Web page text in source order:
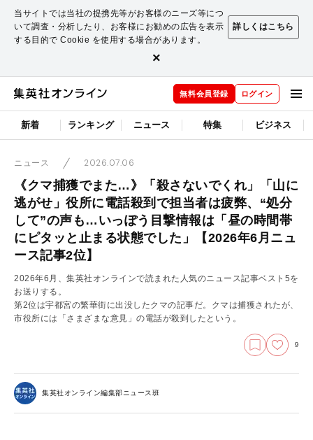
当サイトでは当社の提携先等がお客様のニーズ等につ
いて調査・分析したり、お客様にお勧めの広告を表示
する目的で Cookie を使用する場合があります。
詳しくはこちら
×
無料会員登録 ログイン
新着 ランキング ニュース 特集 ビジネス
ニュース 2026.07.06
《クマ捕獲でまた…》「殺さないでくれ」「山に
逃がせ」役所に電話殺到で担当者は疲弊、“処分
して”の声も…いっぽう目撃情報は「昼の時間帯
にピタッと止まる状態でした」【2026年6月ニュ
ース記事2位】
2026年6月、集英社オンラインで読まれた人気のニュース記事ベスト5を
お送りする。
第2位は宇都宮の繁華街に出没したクマの記事だ。クマは捕獲されたが、
市役所には「さまざまな意見」の電話が殺到したという。
9
集英社オンライン編集部ニュース班